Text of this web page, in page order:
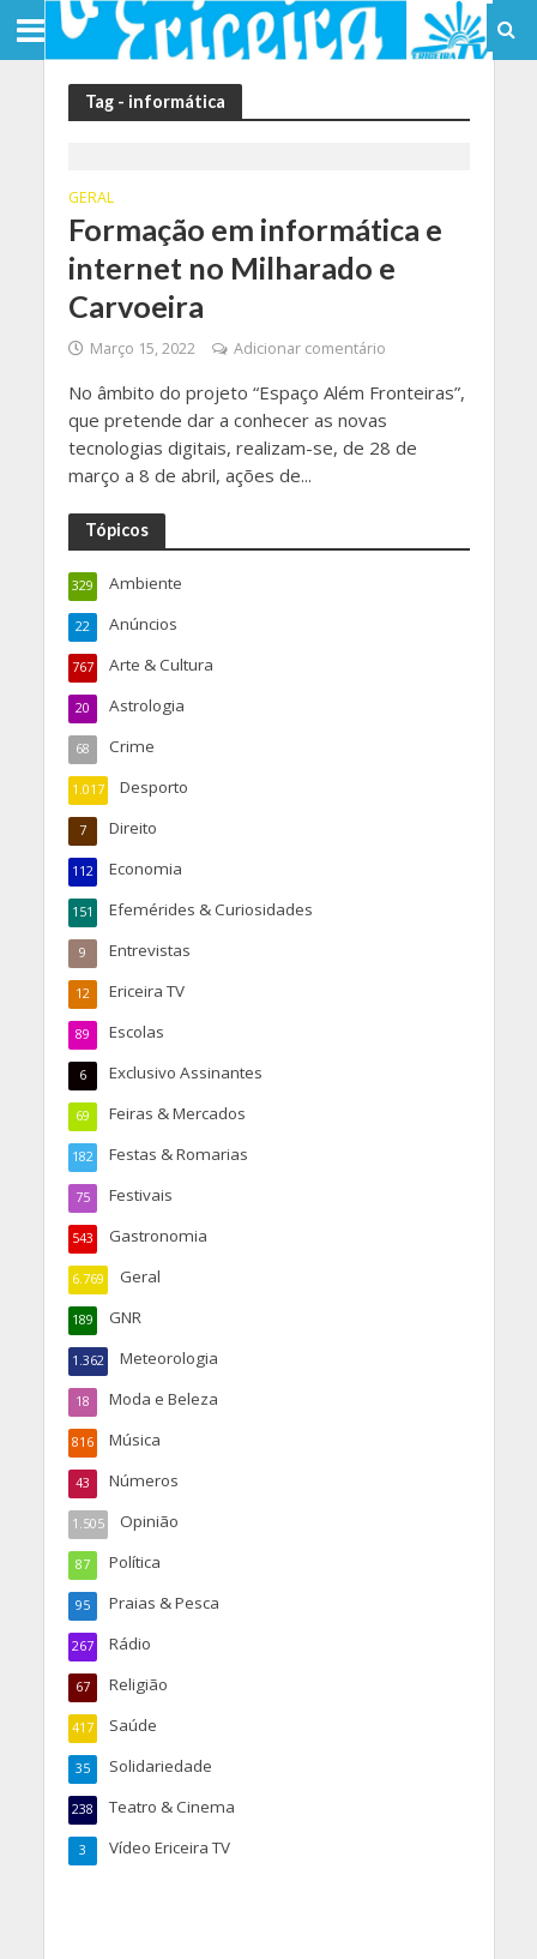
Tag - informática
GERAL
Formação em informática e
internet no Milharado e
Carvoeira
Março 15, 2022 Adicionar comentário
No âmbito do projeto “Espaço Além Fronteiras”,
que pretende dar a conhecer as novas
tecnologias digitais, realizam-se, de 28 de
março a 8 de abril, ações de...
Tópicos
Ambiente
329
Anúncios
22
Arte & Cultura
767
Astrologia
20
Crime
68
Desporto
1.017
Direito
7
Economia
112
Efemérides & Curiosidades
151
Entrevistas
9
Ericeira TV
12
Escolas
89
Exclusivo Assinantes
6
Feiras & Mercados
69
Festas & Romarias
182
Festivais
75
Gastronomia
543
Geral
6.769
GNR
189
Meteorologia
1.362
Moda e Beleza
18
Música
816
Números
43
Opinião
1.505
Política
87
Praias & Pesca
95
Rádio
267
Religião
67
Saúde
417
Solidariedade
35
Teatro & Cinema
238
Vídeo Ericeira TV
3